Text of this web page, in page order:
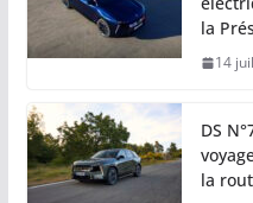
la
14
DS
la